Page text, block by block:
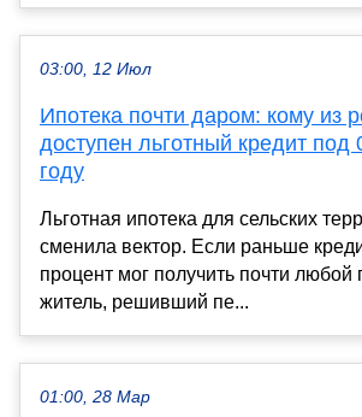
03:00, 12 Июл
Ипотека почти даром: кому из
доступен льготный кредит под
году
Льготная ипотека для сельских
сменила вектор. Если раньше
процент мог получить почти любой
житель, решивший пе...
01:00, 28 Мар